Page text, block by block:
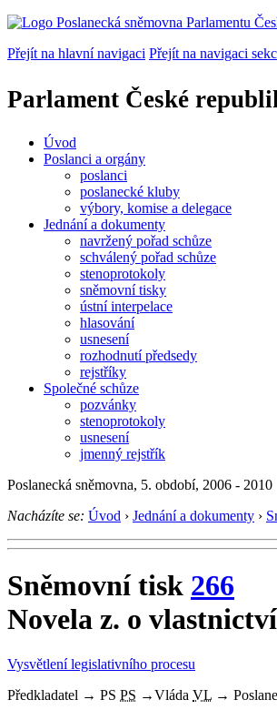
Přejít na hlavní navigaci Přejít na navigaci
Parlament České
Úvod
Poslanci a orgány
poslanci
poslanecké kluby
výbory, komise a delegace
Jednání a dokumenty
navržený pořad schůze
schválený pořad schůze
stenoprotokoly
sněmovní tisky
ústní interpelace
hlasování
usnesení
rozhodnutí předsedy
rejstříky
Společné schůze
pozvánky
stenoprotokoly
usnesení
jmenný rejstřík
Poslanecká sněmovna, 5. období, 2006 - 2010
Nacházíte se: Úvod › Jednání a dokumenty ›
Sněmovní tisk 266
Novela z. o
Vysvětlení legislativního procesu
Předkladatel → PS PS →Vláda VL →